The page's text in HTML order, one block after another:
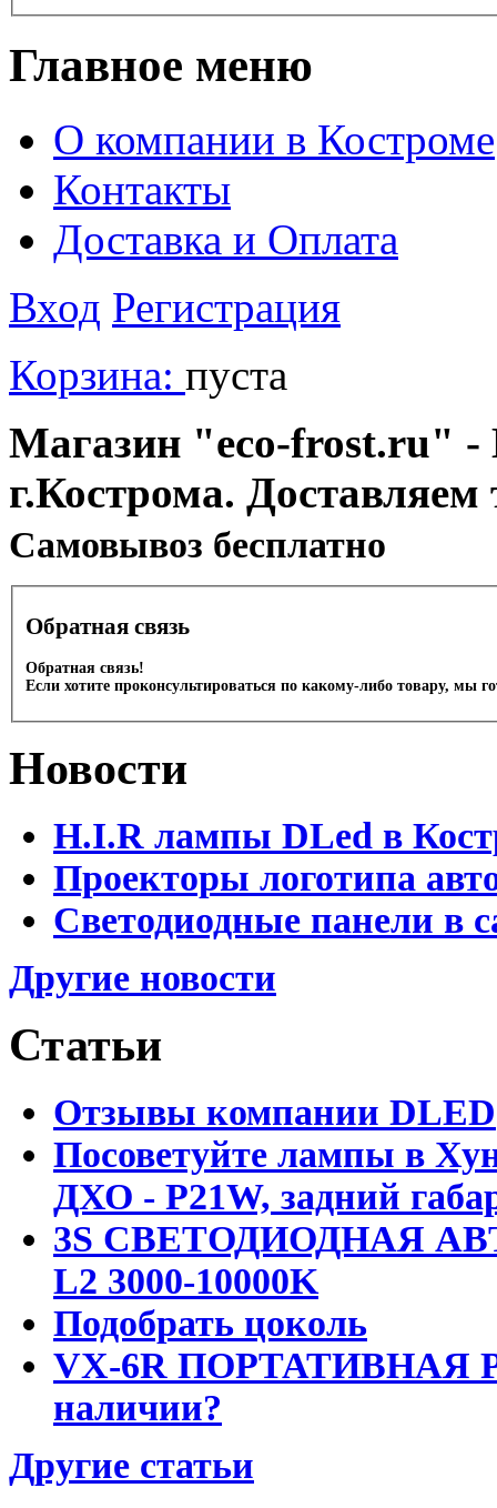
Главное меню
О компании в Костроме
Контакты
Доставка и Оплата
Вход Регистрация
Корзина: пуста
Магазин "eco-frost.ru" -
г.Кострома.
Cамовывоз бесплатно
Обратная связь
Обратная связь!
Если хотите проконсультироваться по какому-либо товару, мы
Новости
H.I.R лампы DLed в
Проекторы логотипа
Светодиодные панели в
Другие новости
Статьи
Отзывы компании DLED
Посоветуйте лампы в
ДХО - P21W, задний
3S СВЕТОДИОДНАЯ
L2 3000-10000K
Подобрать цоколь
VX-6R ПОРТАТИВНАЯ
наличии?
Другие статьи